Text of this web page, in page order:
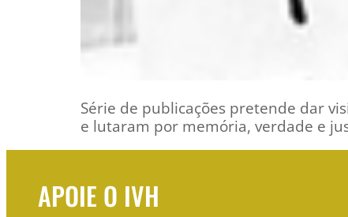
Série de publicações pretende dar
e lutaram por memória, verdade e
APOIE O IVH